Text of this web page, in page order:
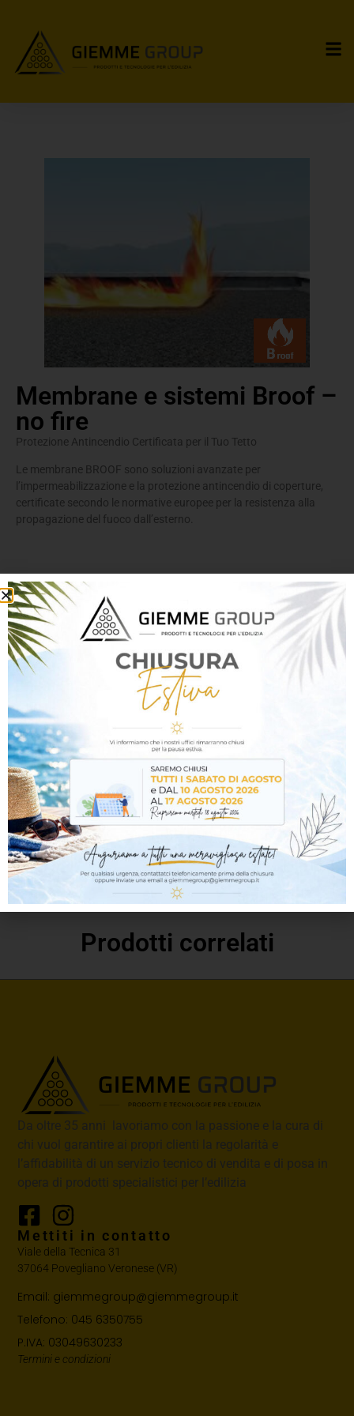
Membrane e sistemi Broof –
no fire
Protezione Antincendio Certificata per il Tuo Tetto
Le membrane BROOF sono soluzioni avanzate per
l’impermeabilizzazione e la protezione antincendio di coperture,
certificate secondo le normative europee per la resistenza alla
propagazione del fuoco dall’esterno.
Descrizione
Nella gamma di membrane Soprema è presente un’ampia
scelta di membrane speciali della linea No-Fire che sono
state testate con successo su specifici sistemi secondo la
specifica tecnica europea CEN TS 1187 ottenendo una
classificazione Broof secondo la norma EN 13501-5.
Documenti
Brochure Broof-sistemi no fire
Scheda tecnica NOVATER SP FR
Prodotti correlati
Da oltre 35 anni lavoriamo con la passione e la cura di
chi vuol garantire ai propri clienti la regolarità e
l’affidabilità di un servizio tecnico di vendita e di posa in
opera di prodotti specialistici per l’edilizia
Mettiti in contatto
Viale della Tecnica 31
37064 Povegliano Veronese (VR)
Email: giemmegroup@giemmegroup.it
Telefono: 045 6350755
P.IVA: 03049630233
Termini e condizioni